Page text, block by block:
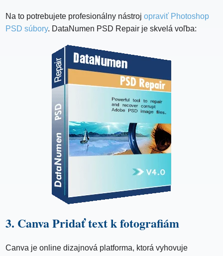
Na to potrebujete profesionálny nástrojopraviť Photoshop
PSD súbory. DataNumen PSD Repair je skvelá voľba:
3. Canva Pridať text k fotografiám
Canva je online dizajnová platforma, ktorá vyhovuje